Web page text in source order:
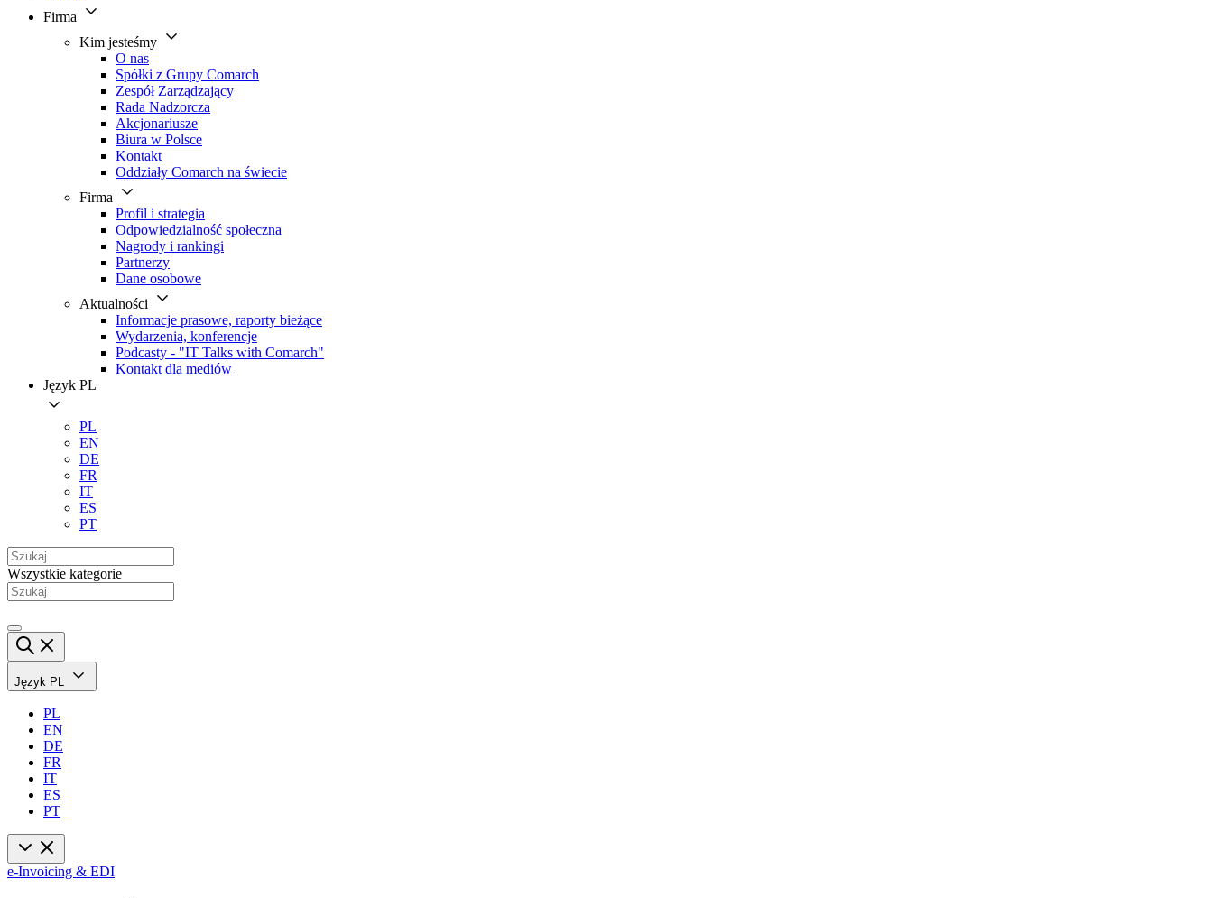
Firma
Kim jesteśmy
O nas
Spółki z Grupy Comarch
Zespół Zarządzający
Rada Nadzorcza
Akcjonariusze
Biura w Polsce
Kontakt
Oddziały Comarch na świecie
Firma
Profil i strategia
Odpowiedzialność społeczna
Nagrody i rankingi
Partnerzy
Dane osobowe
Aktualności
Informacje prasowe, raporty bieżące
Wydarzenia, konferencje
Podcasty - "IT Talks with Comarch"
Kontakt dla mediów
Język PL
PL
EN
DE
FR
IT
ES
PT
Wszystkie kategorie
Język PL
PL
EN
DE
FR
IT
ES
PT
e-Invoicing & EDI